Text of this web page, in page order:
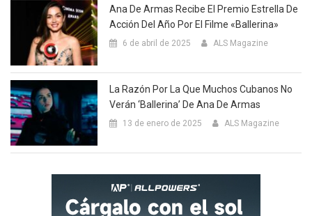
Ana De Armas Recibe El Premio Estrella De
Acción Del Año Por El Filme «Ballerina»
6 de abril de 2025 ALS Magazine
La Razón Por La Que Muchos Cubanos No
Verán ‘Ballerina’ De Ana De Armas
13 de enero de 2025 ALS Magazine